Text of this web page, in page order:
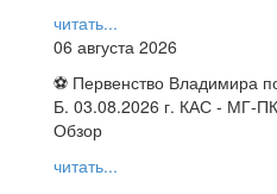
читать...
06 августа 2026
⚽ Первенство Владимира
Б. 03.08.2026 г. КАС - МГ-
Обзор
читать...